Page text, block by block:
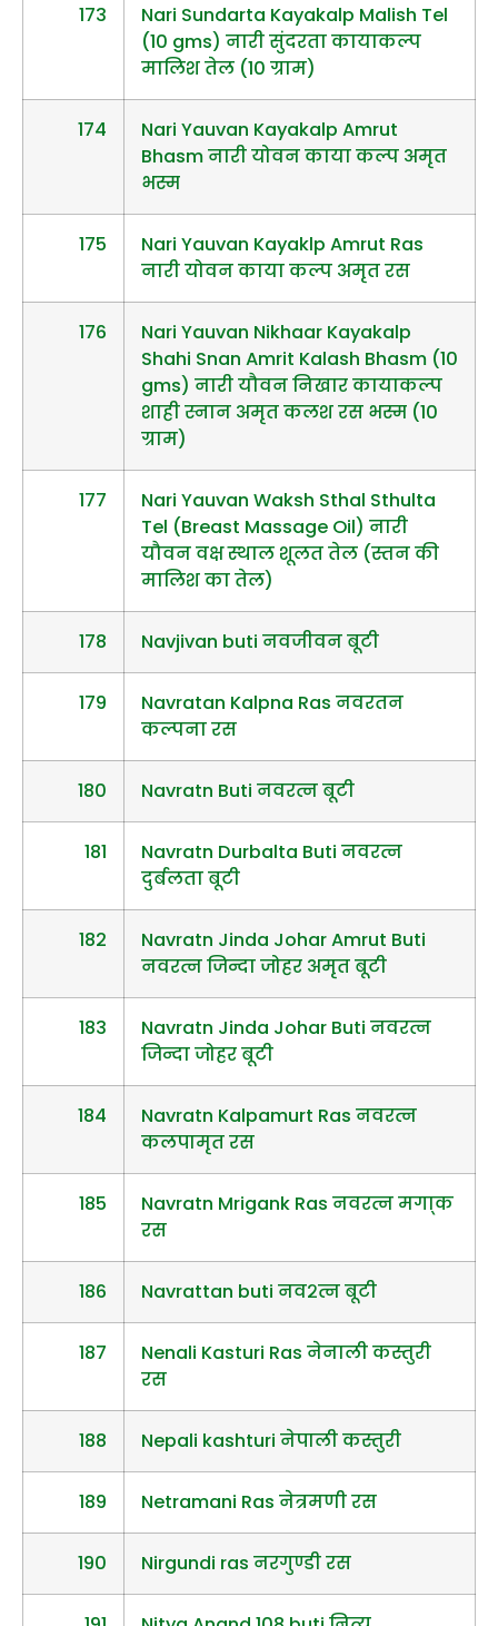
173
Nari Sundarta Kayakalp Malish Tel
(10 gms) नारी सुंदरता कायाकल्प
मालिश तेल (10 ग्राम)
174
Nari Yauvan Kayakalp Amrut
Bhasm नारी योवन काया कल्प अमृत
भस्म
175
Nari Yauvan Kayaklp Amrut Ras
नारी योवन काया कल्प अमृत रस
176
Nari Yauvan Nikhaar Kayakalp
Shahi Snan Amrit Kalash Bhasm (10
gms) नारी यौवन निखार कायाकल्प
शाही स्नान अमृत कलश रस भस्म (10
ग्राम)
177
Nari Yauvan Waksh Sthal Sthulta
Tel (Breast Massage Oil) नारी
यौवन वक्ष स्थाल शूलत तेल (स्तन की
मालिश का तेल)
178 Navjivan buti नवजीवन बूटी
179
Navratan Kalpna Ras नवरतन
कल्पना रस
180 Navratn Buti नवरत्न बूटी
181
Navratn Durbalta Buti नवरत्न
दुर्बलता बूटी
182
Navratn Jinda Johar Amrut Buti
नवरत्न जिन्दा जोहर अमृत बूटी
183
Navratn Jinda Johar Buti नवरत्न
जिन्दा जोहर बूटी
184
Navratn Kalpamurt Ras नवरत्न
कलपामृत रस
185
Navratn Mrigank Ras नवरत्न मगा्क
रस
186 Navrattan buti नव२त्न बूटी
187
Nenali Kasturi Ras नेनाली कस्तुरी
रस
188 Nepali kashturi नेपाली कस्तुरी
189 Netramani Ras नेत्रमणी रस
190 Nirgundi ras नरगुण्डी रस